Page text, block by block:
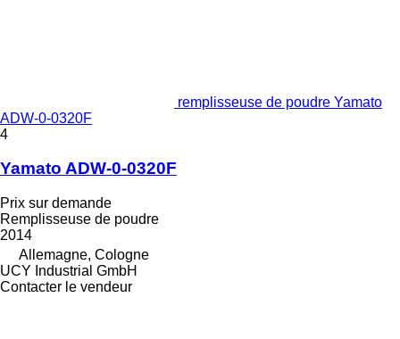
remplisseuse de poudre Yamato
ADW-0-0320F
4
Yamato ADW-0-0320F
Prix sur demande
Remplisseuse de poudre
2014
Allemagne, Cologne
UCY Industrial GmbH
Contacter le vendeur